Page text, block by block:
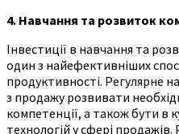
4. Навчання та розвиток
Інвестиції в навчання та
один з найефективніших
продуктивності. Регулярне
з продажу розвивати
компетенції, а також бути в
технологій у сфері